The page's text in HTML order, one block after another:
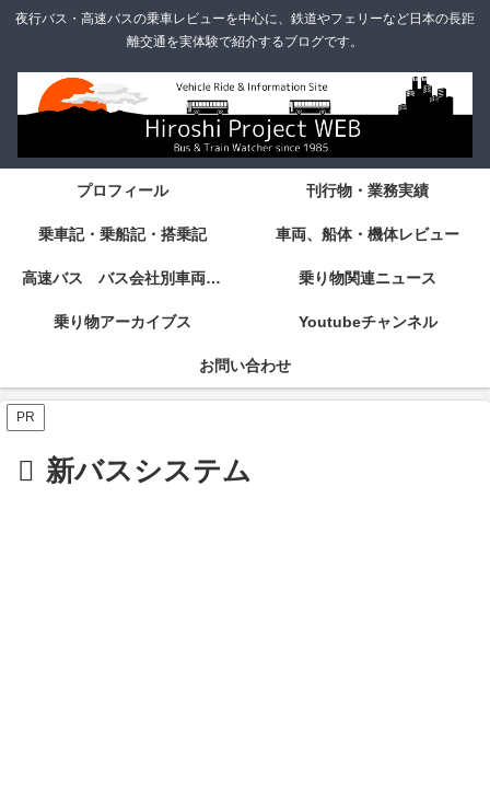
夜行バス・高速バスの乗車レビューを中心に、鉄道やフェリーなど日本の長距
離交通を実体験で紹介するブログです。
プロフィール 刊行物・業務実績
乗車記・乗船記・搭乗記 車両、船体・機体レビュー
高速バス バス会社別車両・設備・シート紹介 乗り物関連ニュース
乗り物アーカイブス Youtubeチャンネル
お問い合わせ
PR
新バスシステム